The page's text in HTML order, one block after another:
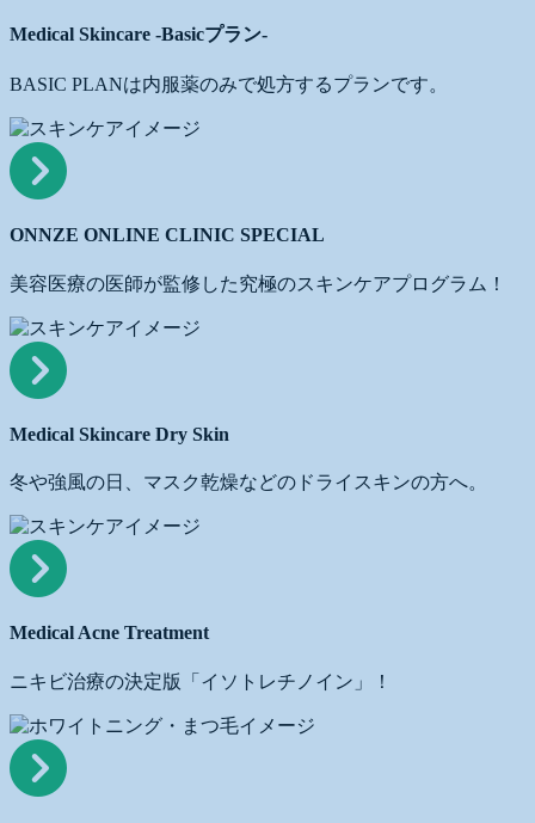
ラ
Medical Skincare -Basicプラン-
BASIC PLANは内服薬のみで処方するプランです。
ONNZE
ONLINE
CLINIC
SPECIAL
ONNZE ONLINE CLINIC SPECIAL
美容医療の医師が監修した究極のスキンケアプログラム！
Medical
Skincare
Dry
Skin
Medical Skincare Dry Skin
冬や強風の日、マスク乾燥などのドライスキンの方へ。
Medical
Acne
Treatment
Medical Acne Treatment
ニキビ治療の決定版「イソトレチノイン」！
Medical
Eyelash
/
Teeth